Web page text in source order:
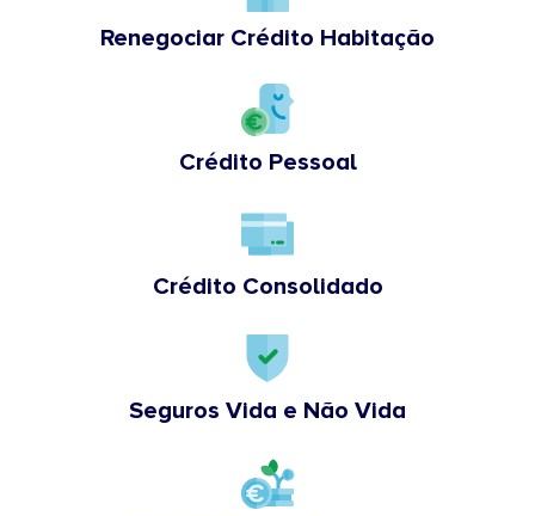
Renegociar Crédito Habitação
Crédito Pessoal
Crédito Consolidado
Seguros Vida e Não Vida